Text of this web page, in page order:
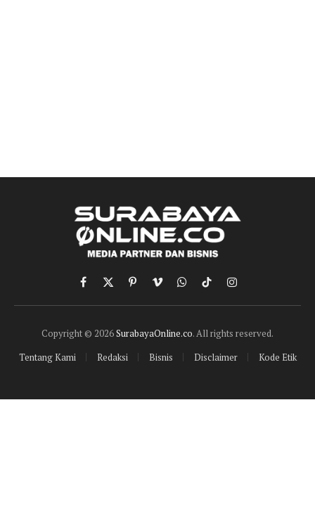
Facebook
X
(Twitter)
PinterestVimeoWhatsApp
TikTokInstagram
Copyright © 2026SurabayaOnline.co. All rights reserved.
Tentang Kami
Redaksi Bisnis Disclaimer Kode Etik